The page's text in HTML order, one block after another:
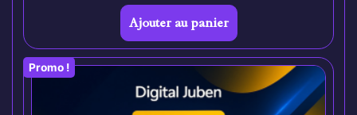
Ajouter au panier
Promo !